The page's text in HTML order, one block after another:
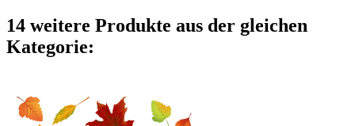
14 weitere Produkte aus der gleichen
Kategorie: